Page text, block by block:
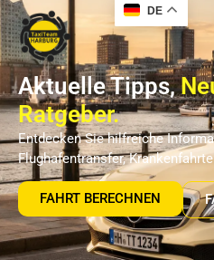
DE
Aktuelle Tipps,
Ratgeber.
Entdecken Sie hilfreiche
Flughafentransfer,
FAHRT BERECHNEN